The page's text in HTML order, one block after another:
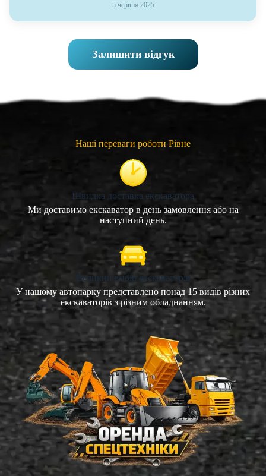
5 червня 2025
Залишити відгук
Наші переваги роботи Рівне
Швидка доставка екскаватора
Ми доставимо екскаватор в день замовлення або на
наступний день.
Великий вибір екскаваторів
У нашому автопарку представлено понад 15 видів різних
екскаваторів з різним обладнанням.